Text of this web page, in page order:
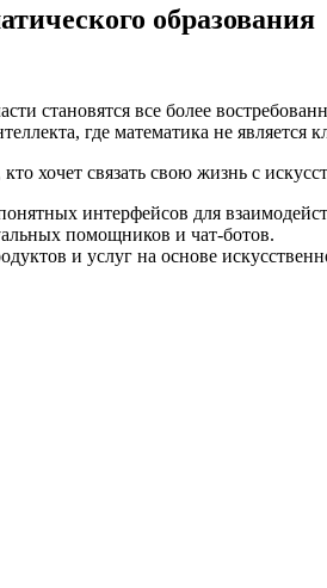
образования
становятся все более
где математика не является
хочет связать свою жизнь с
интерфейсов для
помощников и чат-ботов.
и услуг на основе